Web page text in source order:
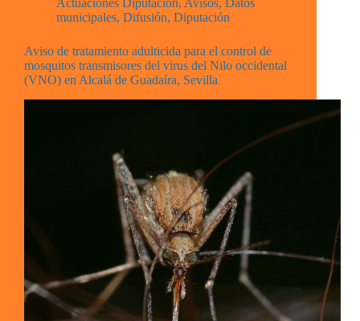
Actuaciones Diputación, Avisos, Datos
municipales, Difusión, Diputación
Aviso de tratamiento adulticida para el control de
mosquitos transmisores del virus del Nilo occidental
(VNO) en Alcalá de Guadaíra, Sevilla